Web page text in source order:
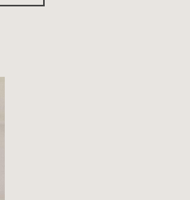
habe ich zur Kenntnis
SENDEN